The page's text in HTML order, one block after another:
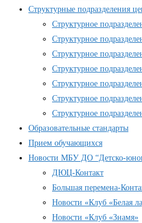
Структурные подразделения
Структурное
Структурное
Структурное
Структурное
Структурное
Структурное
Структурное
Образовательные стандарты
Прием обучающихся
Новости МБУ ДО “Детско-
ДЮЦ-Контакт
Большая перемена-
Новости «Клуб «Белая
Новости «Клуб «Знамя»